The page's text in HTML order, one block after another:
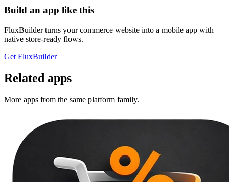
Build an app like this
FluxBuilder turns your commerce website into a mobile app with
native store-ready flows.
Get FluxBuilder
Related apps
More apps from the same platform family.